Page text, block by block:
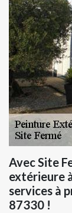
Avec Site
extérieure
services à
87330 !